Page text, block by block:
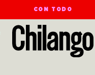
CON TODO